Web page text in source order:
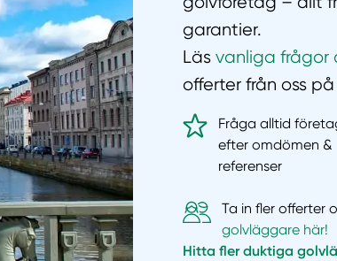
garantier.
Läs vanliga frågor
offerter från oss
Fråga alltid
efter omdömen &
referenser
Ta in fler offerter
golvläggare här!
Hitta fler duktiga